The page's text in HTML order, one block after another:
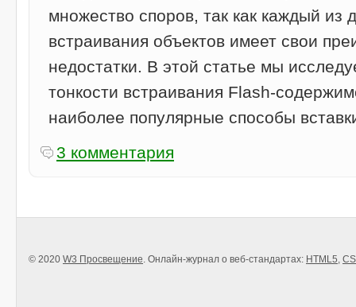
множество споров, так как каждый из
встраивания объектов имеет свои
недостатки. В этой статье мы
тонкости встраивания Flash-
наиболее популярные способы
3 комментария
© 2020 W3 Просвещение. Онлайн-журнал о веб-стандартах: HTML5,